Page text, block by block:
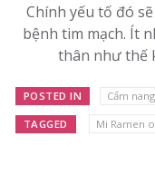
Chính yếu tố đó
bệnh tim mạch. Ít
thân như thế
POSTED IN Cẩm nang
TAGGED Mi Ramen